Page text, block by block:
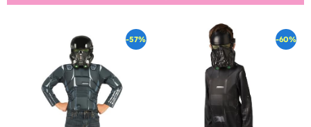
-57% -60%